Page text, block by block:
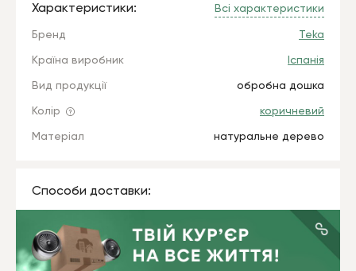
Характеристики: Всі характеристики
Бренд Teka
Країна виробник Іспанія
Вид продукції обробна дошка
Колір коричневий
Матеріал натуральне дерево
Способи доставки: